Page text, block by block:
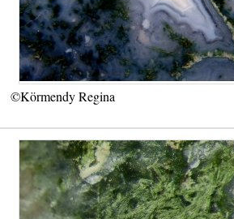
©Körmendy Regina